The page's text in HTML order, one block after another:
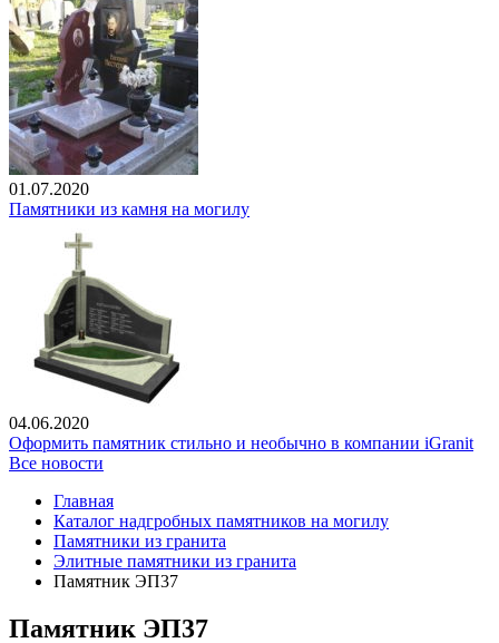
01.07.2020
Памятники из камня на могилу
04.06.2020
Оформить памятник стильно и необычно в компании iGranit
Все новости
Главная
Каталог надгробных памятников на могилу
Памятники из гранита
Элитные памятники из гранита
Памятник ЭП37
Памятник ЭП37